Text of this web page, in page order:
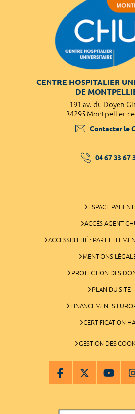
CENTRE HOSPITALIER
DE
191 av. du Doyen
34295 Montpellier
Contacter le
04 67 33 67
ESPACE PATIENT
ACCÈS AGENT
ACCESSIBILITÉ :
MENTIONS
PROTECTION DES
PLAN DU SITE
FINANCEMENTS
CERTIFICATION
GESTION DES